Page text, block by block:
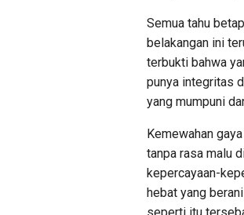
Semua tahu
belakangan ini
terbukti bahwa
punya integritas
yang mumpuni
Kemewahan
tanpa rasa malu
kepercayaan-
hebat yang